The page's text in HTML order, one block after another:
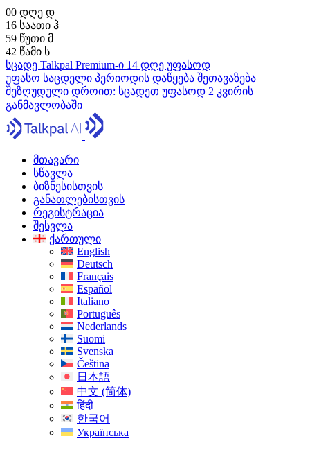
00 დღე დ
16 საათი ჰ
59 წუთი მ
41 წამი ს
სცადე Talkpal Premium-ი 14 დღე უფასოდ
უფასო საცდელი პერიოდის დაწყება შეთავაზება
შეზღუდული დროით: სცადეთ უფასოდ 2 კვირის
განმავლობაში
მთავარი
სწავლა
ბიზნესისთვის
განათლებისთვის
რეგისტრაცია
შესვლა
ქართული
English
Deutsch
Français
Español
Italiano
Português
Nederlands
Suomi
Svenska
Čeština
日本語
中文 (简体)
हिंदी
한국어
Українська